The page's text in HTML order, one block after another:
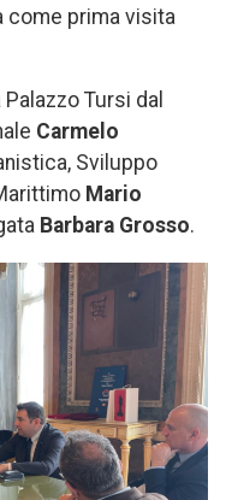
come prima visita
Tursi dal
Carmelo
Sviluppo
Mario
Barbara Grosso.